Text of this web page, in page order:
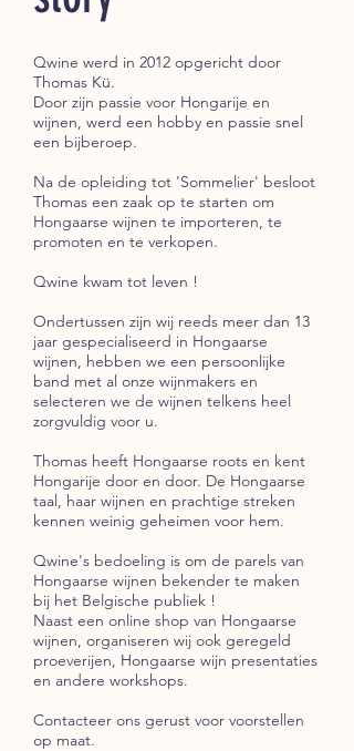
Qwine werd in 2012 opgericht door
Thomas Kü.
Door zijn passie voor Hongarije en
wijnen, werd een hobby en passie snel
een bijberoep.
Na de opleiding tot 'Sommelier' besloot
Thomas een zaak op te starten om
Hongaarse wijnen te importeren, te
promoten en te verkopen.
Qwine kwam tot leven !
Ondertussen zijn wij reeds meer dan 13
jaar gespecialiseerd in Hongaarse
wijnen, hebben we een persoonlijke
band met al onze wijnmakers en
selecteren we de wijnen telkens heel
zorgvuldig voor u.
Thomas heeft Hongaarse roots en kent
Hongarije door en door. De Hongaarse
taal, haar wijnen en prachtige streken
kennen weinig geheimen voor hem.
Qwine's bedoeling is om de parels van
Hongaarse wijnen bekender te maken
bij het Belgische publiek !
Naast een online shop van Hongaarse
wijnen, organiseren wij ook geregeld
proeverijen, Hongaarse wijn presentaties
en andere workshops.
Contacteer ons gerust voor voorstellen
op maat.